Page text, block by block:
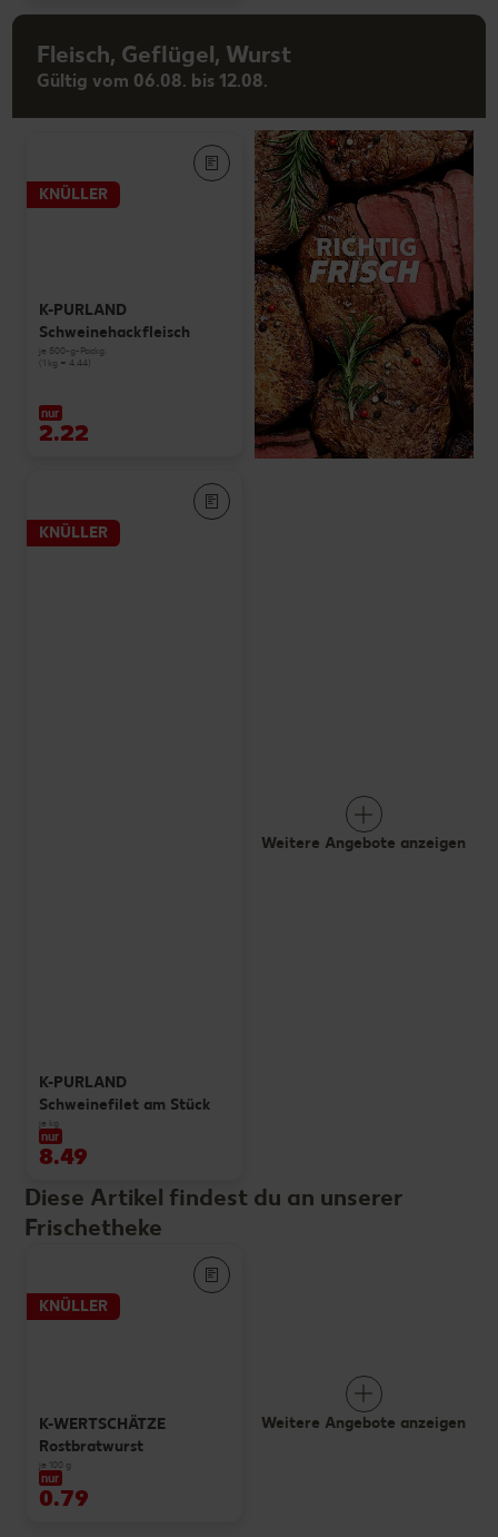
Fleisch, Geflügel, Wurst
Gültig vom 06.08. bis 12.08.
KNÜLLER
K-PURLAND
Schweinehackfleisch
je 500-g-Packg.
(1 kg = 4.44)
nur
2.22
KNÜLLER
K-PURLAND
Schweinefilet am Stück
je kg
nur
8.49
Weitere Angebote anzeigen
Diese Artikel findest du an unserer
Frischetheke
KNÜLLER
K-WERTSCHÄTZE
Rostbratwurst
je 100 g
nur
0.79
Weitere Angebote anzeigen